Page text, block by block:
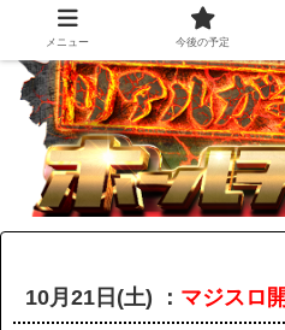
10月21日(土) ： マジスロ
メニュー 今後の予定